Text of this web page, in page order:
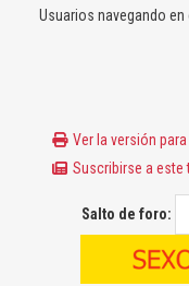
Usuarios navegando
Ver la versión
Suscribirse a este
Salto de foro: